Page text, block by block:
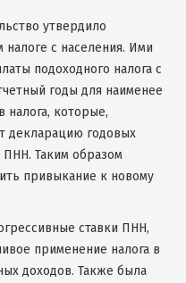
утвердило
с населения. Ими
подоходного налога с
годы для наименее
которые,
декларацию годовых
Таким образом
привыкание к новому
ставки ПНН,
применение налога в
доходов. Также была